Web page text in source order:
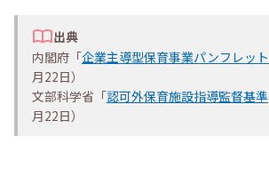
出典
内閣府「企業主導型保育事業パンフレット
月22日）
文部科学省「認可外保育施設指導監督基準
月22日）